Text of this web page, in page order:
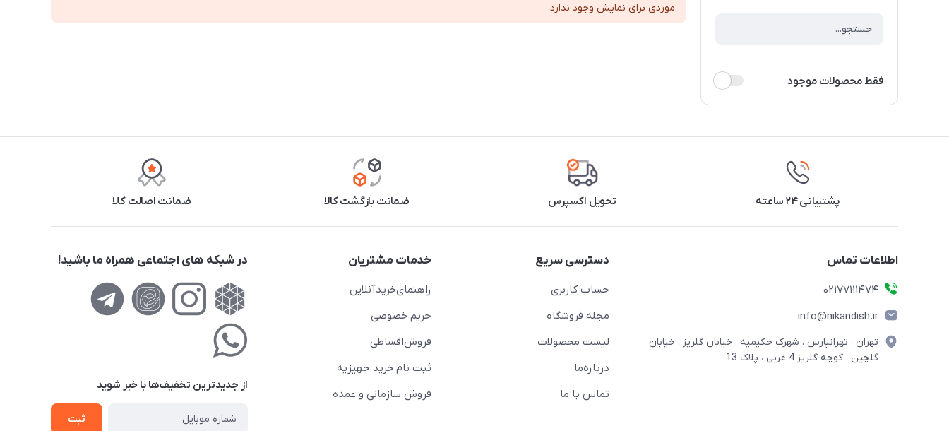
فقط محصولات موجود
موردی برای نمایش وجود ندارد.
پشتیبانی ۲۴ ساعته تحویل اکسپرس ضمانت بازگشت کالا ضمانت اصالت کالا
اطلاعات تماس
02177111474
info@nikandish.ir
تهران ، تهرانپارس ، شهرک حکیمیه ، خیابان گلریز ، خیابان
گلچین ، کوچه گلریز 4 غربی ، پلاک 13
دسترسی سریع
حساب کاربری
مجله فروشگاه
لیست محصولات
درباره‌ما
تماس با ما
خدمات مشتریان
راهنمای‌خرید‌آنلاین
حریم خصوصی
فروش‌اقساطی
ثبت نام خرید جهیزیه
فروش سازمانی و عمده
در شبکه های اجتماعی همراه ما باشید!
از جدید‌ترین تخفیف‌ها با‌ خبر شوید
ثبت